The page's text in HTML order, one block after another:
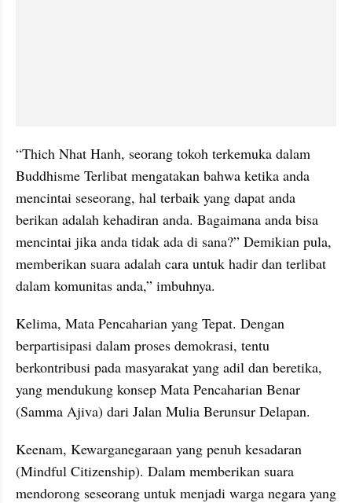
“Thich Nhat Hanh, seorang tokoh terkemuka dalam
Buddhisme Terlibat mengatakan bahwa ketika anda
mencintai seseorang, hal terbaik yang dapat anda
berikan adalah kehadiran anda. Bagaimana anda bisa
mencintai jika anda tidak ada di sana?” Demikian pula,
memberikan suara adalah cara untuk hadir dan terlibat
dalam komunitas anda,” imbuhnya.
Kelima, Mata Pencaharian yang Tepat. Dengan
berpartisipasi dalam proses demokrasi, tentu
berkontribusi pada masyarakat yang adil dan beretika,
yang mendukung konsep Mata Pencaharian Benar
(Samma Ajiva) dari Jalan Mulia Berunsur Delapan.
Keenam, Kewarganegaraan yang penuh kesadaran
(Mindful Citizenship). Dalam memberikan suara
mendorong seseorang untuk menjadi warga negara yang